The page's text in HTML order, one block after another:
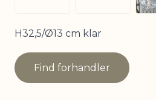
H32,5/Ø13 cm klar
Find forhandler